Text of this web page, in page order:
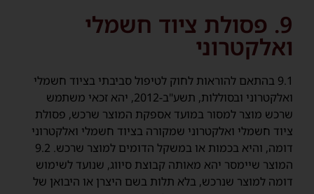
9. פסולת ציוד חשמלי
ואלקטרוני
9.1 בהתאם להוראות לחוק לטיפול סביבתי בציוד חשמלי
ואלקטרוני ובסוללות, תשע"ב-2012, יהא זכאי משתמש
שרכש מוצר למסור במועד אספקת המוצר שרכש, פסולת
ציוד חשמלי ואלקטרוני שמקורה בציוד חשמלי ואלקטרוני
דומה, והיא בכמות או במשקל הדומים למוצר שרכש. 9.2
המוצר שיימסר יהא מאותה קבוצת סיווג, שנועד לשימוש
דומה למוצר שנרכש, בלא תלות בשם היצרן או היבואן של